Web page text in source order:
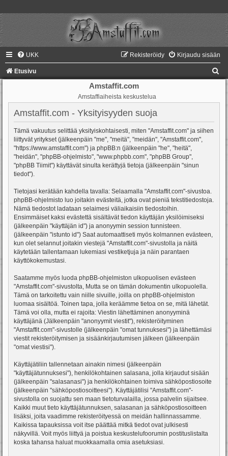
UKK Kirjaudu sisään
Rekisteröidy
Etusivu
Amstaffit.com
Amstaffiaiheista keskustelua
Amstaffit.com - Yksityisyyden suoja
Tämä vakuutus selittää yksityiskohtaisesti, miten "Amstaffit.com" ja siihen
liittyvät yritykset (jälkeenpäin "me", "meitä", "meidän", "Amstaffit.com",
"https://www.amstaffit.com") ja phpBB:n (jälkeenpäin "he", "heitä",
"heidän", "phpBB-ohjelmisto", "www.phpbb.com", "phpBB Group",
"phpBB Tiimit") käyttävät sinulta kerättyjä tietoja (jälkeenpäin "sinun
tiedot").
Tietojasi kerätään kahdella tavalla: Selaamalla "Amstaffit.com"-sivustoa.
phpBB-ohjelmisto luo joitakin evästeitä, jotka ovat pieniä tekstitiedostoja.
Nämä tiedostot ladataan selaimesi väliaikaisiin tiedostoihin.
Ensimmäiset kaksi evästettä sisältävät tiedon käyttäjän yksilöimiseksi
(jälkeenpäin "käyttäjän id") ja anonyymin session tunnisteen.
(jälkeenpäin "istunto id") Saat automaattiseti myös kolmannen evästeen,
kun olet selannut joitakin viestejä "Amstaffit.com"-sivustolla ja näitä
käytetään tallentamaan lukemiasi vestiketjuja ja näin parantaen
käyttökokemustasi.
Saatamme myös luoda phpBB-ohjelmiston ulkopuolisen evästeen
"Amstaffit.com"-sivustolta, Mutta se on tämän dokumentin ulkopuolella.
Tämä on tarkoitettu vain niille sivuille, joilla on phpBB-ohjelmiston
luomaa sisältöä. Toinen tapa, jolla keräämme tietoa on se, mitä lähetät.
Tämä voi olla, mutta ei rajoita: Viestin lähettäminen anonyyminä
käyttäjänä (Jälkeenpäin "anonyymit viestit"), rekisteröityminen
"Amstaffit.com"-sivustolle (jälkeenpäin "omat tunnuksesi") ja lähettämäsi
viestit rekisteröitymisen ja sisäänkirjautumisen jälkeen (jälkeenpäin
"omat viestisi").
Käyttäjätiliin tallennetaan ainakin nimesi (jälkeenpäin
"käyttäjätunnuksesi"), henkilökohtainen salasana, jolla kirjaudut sisään
(jälkeenpäin "salasanasi") ja henkilökohtainen toimiva sähköpostiosoite
(jälkeenpäin "sähköpostiosoitteesi"). Käyttäjätilisi "Amstaffit.com"-
sivustolla on suojattu sen maan tietoturvalailla, jossa palvelin sijaitsee.
Kaikki muut tieto käyttäjätunnuksen, salasanan ja sähköpostiosoitteen
lisäksi, joita vaadimme rekisteröityessä on meidän hallinnassamme.
Kaikissa tapauksissa voit itse päättää mitkä tiedot ovat julkisesti
näkyvillä. Voit myös liittyä ja poistua keskustelufoorumin postituslistalta
koska tahansa haluat muokkaamalla omia asetuksiasi.